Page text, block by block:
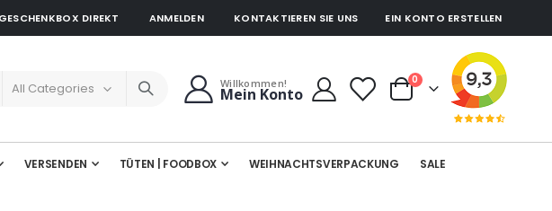
DIREKT ANMELDEN KONTAKTIEREN SIE UNS EIN KONTO ERSTELLEN
Willkommen!
Mein Konto Cart
0Artikel
VERSENDEN TÜTEN | FOODBOX WEIHNACHTSVERPACKUNG SALE